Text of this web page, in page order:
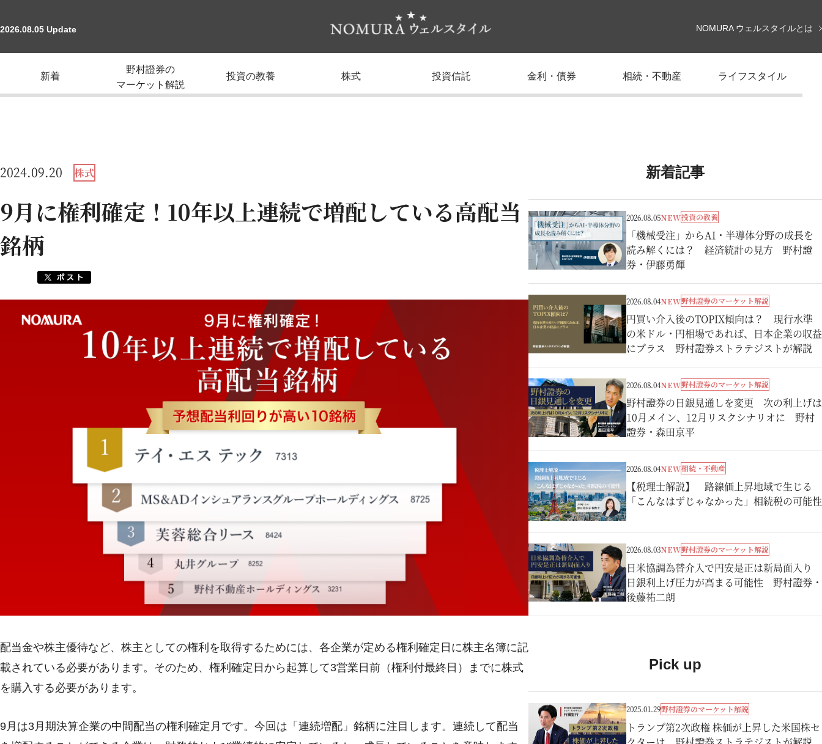
2026.08.05 Update NOMURA ウェルスタイルとは
新着
野村證券の
マーケット解説
投資の教養 株式 投資信託 金利・債券 相続・不動産 ライフスタイル
2024.09.20 株式
9月に権利確定！10年以上連続で増配している高配当
銘柄
配当金や株主優待など、株主としての権利を取得するためには、各企業が定める権利確定日に株主名簿に記
載されている必要があります。そのため、権利確定日から起算して3営業日前（権利付最終日）までに株式
を購入する必要があります。
9月は3月期決算企業の中間配当の権利確定月です。今回は「連続増配」銘柄に注目します。連続して配当
新着記事
2026.08.05NEW投資の教養
「機械受注」からAI・半導体分野の成長を
読み解くには？ 経済統計の見方 野村證
券・伊藤勇輝
2026.08.04NEW野村證券のマーケット解説
円買い介入後のTOPIX傾向は？ 現行水準
の米ドル・円相場であれば、日本企業の収益
にプラス 野村證券ストラテジストが解説
2026.08.04NEW野村證券のマーケット解説
野村證券の日銀見通しを変更 次の利上げは
10月メイン、12月リスクシナリオに 野村
證券・森田京平
2026.08.04NEW相続・不動産
【税理士解説】 路線価上昇地域で生じる
「こんなはずじゃなかった」相続税の可能性
2026.08.03NEW野村證券のマーケット解説
日米協調為替介入で円安是正は新局面入り
日銀利上げ圧力が高まる可能性 野村證券・
後藤祐二朗
Pick up
2025.01.29野村證券のマーケット解説
トランプ第2次政権 株価が上昇した米国株セ